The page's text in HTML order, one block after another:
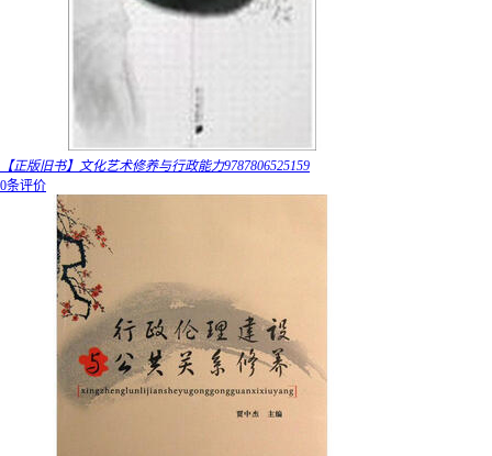
【正版旧书】文化艺术修养与行政能力9787806525159
0条评价